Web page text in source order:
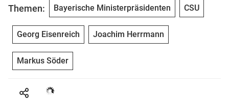
Themen: Bayerische Ministerpräsidenten CSU
Georg Eisenreich Joachim Herrmann
Markus Söder